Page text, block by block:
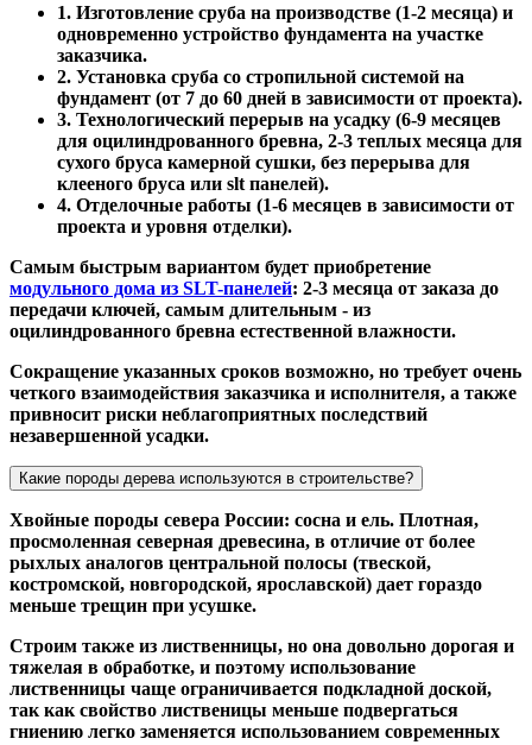
1. Изготовление сруба на производстве (1-2 месяца) и
одновременно устройство фундамента на участке
заказчика.
2. Установка сруба со стропильной системой на
фундамент (от 7 до 60 дней в зависимости от проекта).
3. Технологический перерыв на усадку (6-9 месяцев
для оцилиндрованного бревна, 2-3 теплых месяца для
сухого бруса камерной сушки, без перерыва для
клееного бруса или slt панелей).
4. Отделочные работы (1-6 месяцев в зависимости от
проекта и уровня отделки).
Самым быстрым вариантом будет приобретение
модульного дома из SLT-панелей: 2-3 месяца от заказа до
передачи ключей, самым длительным - из
оцилиндрованного бревна естественной влажности.
Сокращение указанных сроков возможно, но требует очень
четкого взаимодействия заказчика и исполнителя, а также
привносит риски неблагоприятных последствий
незавершенной усадки.
Какие породы дерева используются в строительстве?
Хвойные породы севера России: сосна и ель. Плотная,
просмоленная северная древесина, в отличие от более
рыхлых аналогов центральной полосы (твеской,
костромской, новгородской, ярославской) дает гораздо
меньше трещин при усушке.
Строим также из лиственницы, но она довольно дорогая и
тяжелая в обработке, и поэтому использование
лиственницы чаще ограничивается подкладной доской,
так как свойство лиственицы меньше подвергаться
гниению легко заменяется использованием современных